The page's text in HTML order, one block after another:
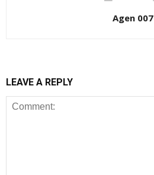
Agen 007
LEAVE A REPLY